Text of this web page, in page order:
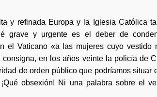
y refinada Europa y la Iglesia Católica
grave y urgente es el deber de
el Vaticano «a las mujeres cuyo vestido
en los años veinte la policía de
de orden público que podríamos situar
obsexión! Ni una palabra sobre el